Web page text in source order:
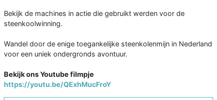
Bekijk de machines in actie die gebruikt werden voor de
steenkoolwinning.
Wandel door de enige toegankelijke steenkolenmijn in Nederland
voor een uniek ondergronds avontuur.
Bekijk ons Youtube filmpje
https://youtu.be/QExhMucFroY